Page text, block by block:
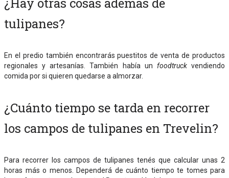
tulipanes?
En el predio también encontrarás puestitos de venta de productos
regionales y artesanías. También había un foodtruckvendiendo
comida por si quieren quedarse a almorzar.
¿Cuánto tiempo se tarda en recorrer
los campos de tulipanes en Trevelin?
Para recorrer los campos de tulipanes tenés que calcular unas 2
horas más o menos. Dependerá de cuánto tiempo te tomes para